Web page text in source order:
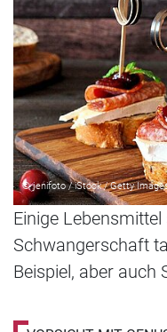
© jenifoto / iStock / Getty
Einige
Schwangerschaft
Beispiel, aber auch